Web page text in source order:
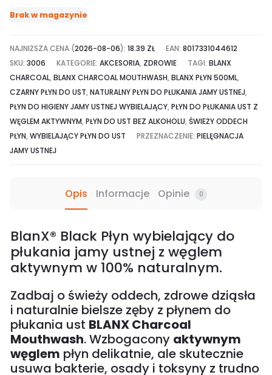
Brak w magazynie
NAJNIŻSZA CENA (2026-08-06):18.39 ZŁ EAN:8017331044612
SKU:3006 KATEGORIE:AKCESORIA, ZDROWIE TAGI:BLANX
CHARCOAL,BLANX CHARCOAL MOUTHWASH,BLANX PŁYN 500ML,
CZARNY PŁYN DO UST,NATURALNY PŁYN DO PŁUKANIA JAMY USTNEJ,
PŁYN DO HIGIENY JAMY USTNEJ WYBIELAJĄCY,PŁYN DO PŁUKANIA UST Z
WĘGLEM AKTYWNYM,PŁYN DO UST BEZ ALKOHOLU,ŚWIEŻY ODDECH
PŁYN,WYBIELAJĄCY PŁYN DO UST PRZEZNACZENIE:PIELĘGNACJA
JAMY USTNEJ
Opis Informacje Opinie 0
BlanX® Black Płyn wybielający do
płukania jamy ustnej z węglem
aktywnym w 100% naturalnym.
Zadbaj o świeży oddech, zdrowe dziąsła
i naturalnie bielsze zęby z płynem do
płukania ust BLANX Charcoal
Mouthwash. Wzbogacony aktywnym
węglem płyn delikatnie, ale skutecznie
usuwa bakterie, osady i toksyny z trudno